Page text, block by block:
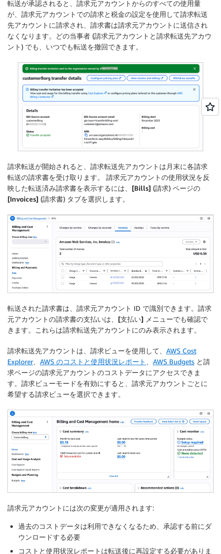
転送が承認されると、請求元アカウントからのすべての使用量
が、請求元アカウントでの請求と税金の設定を使用して請求転送
先アカウントに請求され、請求書は請求元アカウントに送信され
なくなります。どの当事者 (請求元アカウントと請求転送先アカウ
ント) でも、いつでも転送を撤回できます。
請求転送が開始されると、請求転送先アカウントは月末に各請求
転送の請求書を受け取ります。 請求元アカウントの使用状況を反
映した転送済み請求書を表示するには、 [Bills] (請求) ページの
[Invoices] (請求書) タブを選択します。
転送された請求書は、請求元アカウント ID で識別できます。請求
元アカウントの請求書の支払いは、 [支払い] メニューでも確認で
きます。これらは請求転送先アカウントにのみ表示されます。
請求転送先アカウントは、請求ビューを使用して、 AWS Cost
Explorer、 AWS のコストと使用状況レポート AWS Budgets と請
求ページの請求元アカウントのコストデータにアクセスできま
す。請求ビューモードを有効にすると、請求元アカウントごとに
希望する請求ビューを選択できます。
請求元アカウントには次の変更が適用されます:
過去のコストデータは利用できなくなるため、承認する前にダ
ウンロードする必要
コストと使用状況レポートは転送後に再設定する必要がありま